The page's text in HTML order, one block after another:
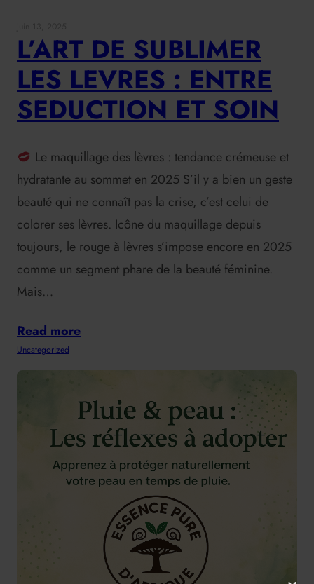
L’ART DE SUBLIMER
LES LEVRES : ENTRE
SEDUCTION ET SOIN
Le maquillage des lèvres : tendance crémeuse et
hydratante au sommet en 2025 S’il y a bien un geste
beauté qui ne connaît pas la crise, c’est celui de
colorer ses lèvres. Icône du maquillage depuis
toujours, le rouge à lèvres s’impose encore en 2025
comme un segment phare de la beauté féminine.
Mais…
Read more
Uncategorized